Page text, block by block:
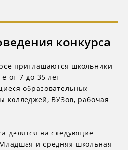
конкурса
приглашаются школьники
от 7 до 35 лет
образовательных
колледжей, ВУЗов, рабочая
делятся на следующие
и средняя школьная